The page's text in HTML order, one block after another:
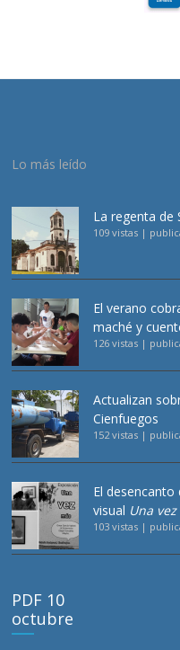
Lo más leído
La regenta de
109 vistas |
El verano
maché y
126 vistas |
Actualizan
Cienfuegos
152 vistas |
El
visual Una
103 vistas |
PDF 10
octubre